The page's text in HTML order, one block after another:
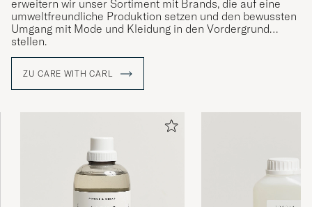
erweitern wir unser Sortiment mit Brands, die auf eine
umweltfreundliche Produktion setzen und den bewussten
Umgang mit Mode und Kleidung in den Vordergrund
stellen.
ZU CARE WITH CARL